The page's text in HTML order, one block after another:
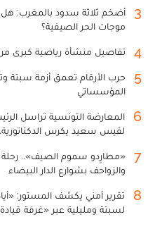
3
أضخم ثلاثة سدود بالمغرب:
موجات الحر الصيفية؟
4 تفاصيل منشأة رياضية كبرى
5
حرب الأرقام تعمق أزمة سبتة
المؤسساتي
6
المعارضة التونسية تراسل
لقيس سعيد يكرس
7
«مطارِدو سموم الصيف».. رحلة
والزواحف بشوارع الدار البيضاء
8
تقرير أمني يكشف المستور:
لسبتة ومليلية عبر «غرفة